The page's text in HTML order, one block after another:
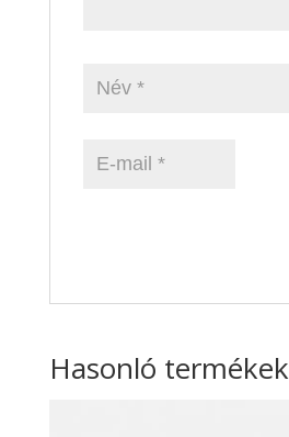
Hasonló termékek